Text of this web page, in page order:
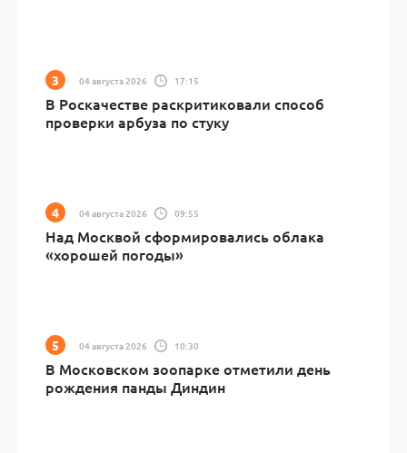
04 августа 2026 17:15
В Роскачестве раскритиковали способ
проверки арбуза по стуку
04 августа 2026 09:55
Над Москвой сформировались облака
«хорошей погоды»
04 августа 2026 10:30
В Московском зоопарке отметили день
рождения панды Диндин